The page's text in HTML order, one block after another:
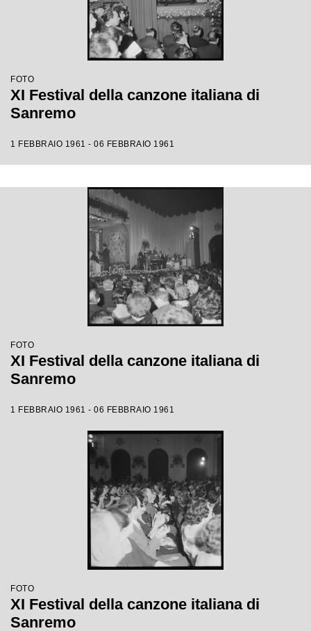
FOTO
XI Festival della canzone italiana di
Sanremo
1 FEBBRAIO 1961 - 06 FEBBRAIO 1961
FOTO
XI Festival della canzone italiana di
Sanremo
1 FEBBRAIO 1961 - 06 FEBBRAIO 1961
FOTO
XI Festival della canzone italiana di
Sanremo